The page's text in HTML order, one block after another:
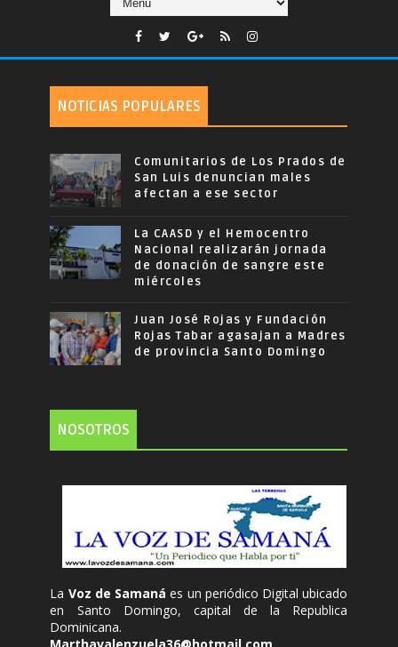
NOTICIAS POPULARES
Comunitarios de Los Prados de
San Luis denuncian males
afectan a ese sector
La CAASD y el Hemocentro
Nacional realizarán jornada
de donación de sangre este
miércoles
Juan José Rojas y Fundación
Rojas Tabar agasajan a Madres
de provincia Santo Domingo
NOSOTROS
La Voz de Samanáes un periódico Digital ubicado
en Santo Domingo, capital de la Republica
Dominicana.